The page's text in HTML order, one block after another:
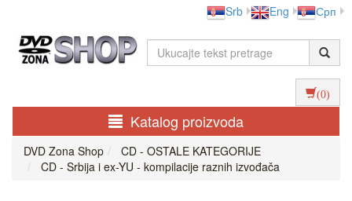
Srb Eng Срп
(0)
Katalog proizvoda
DVD Zona Shop
CD - OSTALE KATEGORIJE
CD - Srbija i ex-YU - kompilacije raznih izvođača